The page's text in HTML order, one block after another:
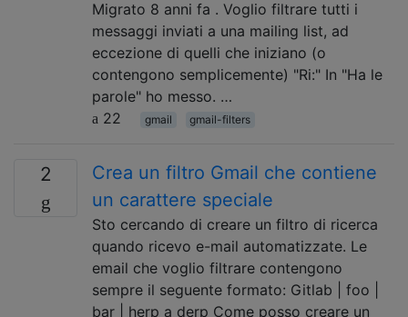
Migrato 8 anni fa . Voglio filtrare tutti i
messaggi inviati a una mailing list, ad
eccezione di quelli che iniziano (o
contengono semplicemente) "Ri:" In "Ha le
parole" ho messo. …
22
gmail gmail-filters
2
Crea un filtro Gmail che contiene
un carattere speciale
Sto cercando di creare un filtro di ricerca
quando ricevo e-mail automatizzate. Le
email che voglio filtrare contengono
sempre il seguente formato: Gitlab | foo |
bar | herp a derp Come posso creare un